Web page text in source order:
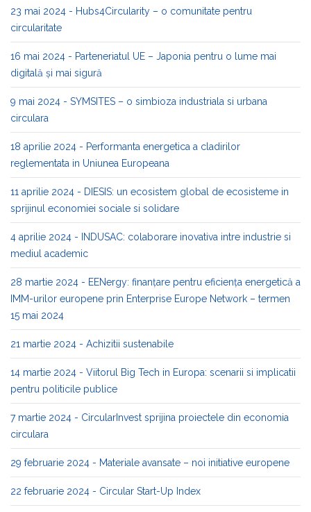
23 mai 2024 - Hubs4Circularity – o comunitate pentru
circularitate
16 mai 2024 - Parteneriatul UE – Japonia pentru o lume mai
digitală și mai sigură
9 mai 2024 - SYMSITES – o simbioza industriala si urbana
circulara
18 aprilie 2024 - Performanta energetica a cladirilor
reglementata in Uniunea Europeana
11 aprilie 2024 - DIESIS: un ecosistem global de ecosisteme in
sprijinul economiei sociale si solidare
4 aprilie 2024 - INDUSAC: colaborare inovativa intre industrie si
mediul academic
28 martie 2024 - EENergy: finanțare pentru eficiența energetică a
IMM-urilor europene prin Enterprise Europe Network – termen
15 mai 2024
21 martie 2024 - Achizitii sustenabile
14 martie 2024 - Viitorul Big Tech in Europa: scenarii si implicatii
pentru politicile publice
7 martie 2024 - CircularInvest sprijina proiectele din economia
circulara
29 februarie 2024 - Materiale avansate – noi initiative europene
22 februarie 2024 - Circular Start-Up Index